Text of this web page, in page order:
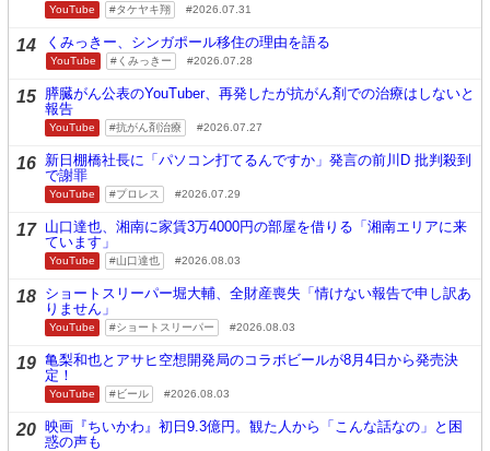
YouTube タケヤキ翔 2026.07.31
14 くみっきー、シンガポール移住の理由を語る
YouTube くみっきー 2026.07.28
15 膵臓がん公表のYouTuber、再発したが抗がん剤での治療はしないと
報告
YouTube 抗がん剤治療 2026.07.27
16 新日棚橋社長に「パソコン打てるんですか」発言の前川D 批判殺到
で謝罪
YouTube プロレス 2026.07.29
17 山口達也、湘南に家賃3万4000円の部屋を借りる「湘南エリアに来
ています」
YouTube 山口達也 2026.08.03
18 ショートスリーパー堀大輔、全財産喪失「情けない報告で申し訳あ
りません」
YouTube ショートスリーパー 2026.08.03
19 亀梨和也とアサヒ空想開発局のコラボビールが8月4日から発売決
定！
YouTube ビール 2026.08.03
20 映画『ちいかわ』初日9.3億円。観た人から「こんな話なの」と困
惑の声も